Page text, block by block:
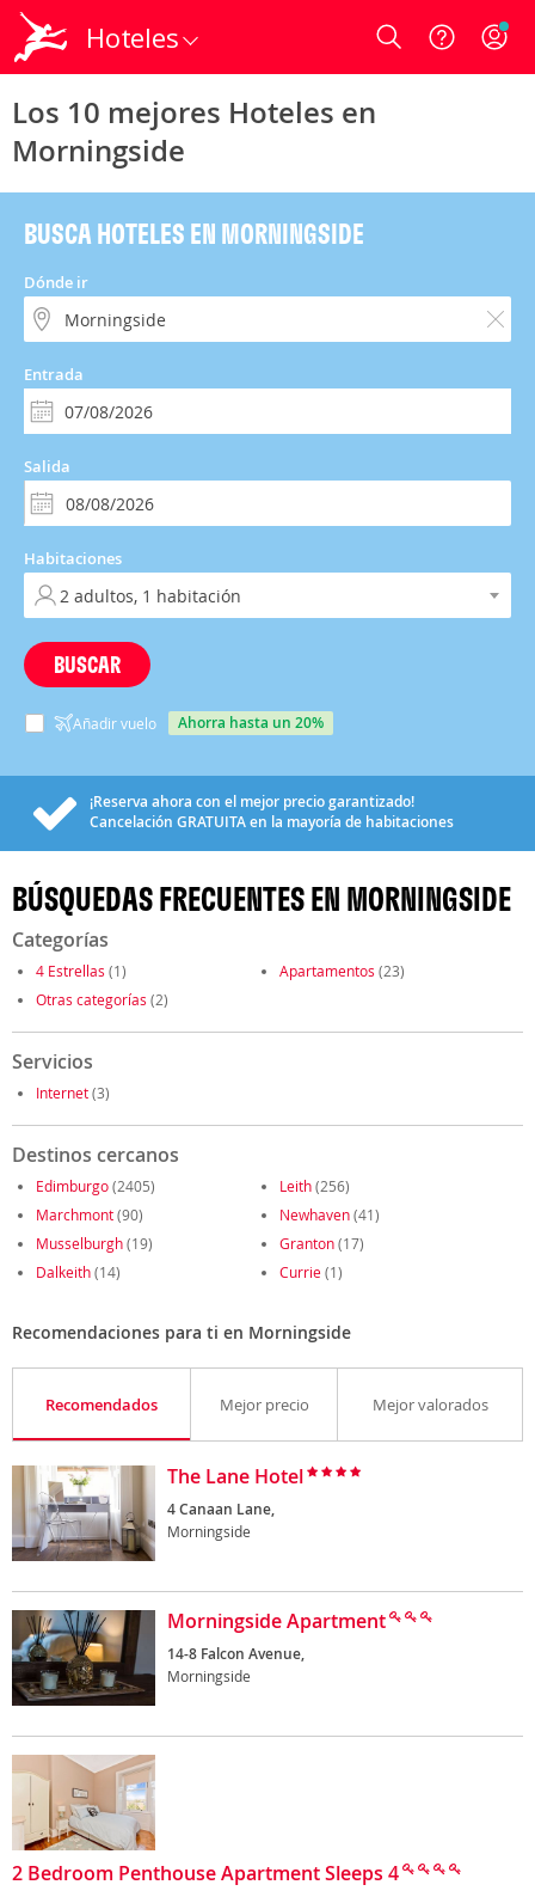
Hoteles Login
Los 10 mejores Hoteles en
Morningside
BUSCA HOTELES EN MORNINGSIDE
Dónde ir
Entrada
Salida
Habitaciones
BUSCAR
Añadir vuelo ahorra hasta un 20%
¡Reserva ahora con el mejor precio garantizado!
Cancelación GRATUITAen la mayoría de habitaciones
BÚSQUEDAS FRECUENTES EN MORNINGSIDE
Categorías
4 Estrellas (1) Apartamentos (23)
Otras categorías (2)
Servicios
Internet(3)
Destinos cercanos
Edimburgo(2405) Leith(256)
Marchmont(90) Newhaven(41)
Musselburgh(19) Granton(17)
Dalkeith(14) Currie(1)
Recomendaciones para ti en Morningside
Recomendados Mejor precio Mejor valorados
The Lane Hotel
4 Canaan Lane,
Morningside
Morningside Apartment
14-8 Falcon Avenue,
Morningside
2 Bedroom Penthouse Apartment Sleeps 4